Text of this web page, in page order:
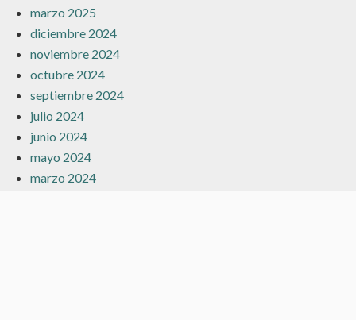
marzo 2025
diciembre 2024
noviembre 2024
octubre 2024
septiembre 2024
julio 2024
junio 2024
mayo 2024
marzo 2024